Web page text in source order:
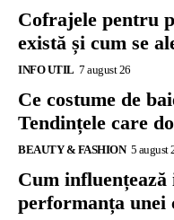
Cofrajele pentru
există și cum se
INFO UTIL 7 august 26
Ce costume de
Tendințele care
BEAUTY & FASHION 5 august
Cum
performanța unei